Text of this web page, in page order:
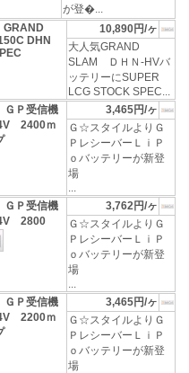
が登�...
DHN
10,890円/ヶ
大人気GRAND
SLAM ＤＨＮ-HVバ
ッテリーにSUPER
LCG STOCK SPEC...
Ｐ受信機
2400ｍ
3,465円/ヶ
Ｇ☆スタイルよりＧ
ＰレシーバーＬｉＰ
ｏバッテリーが新登
場
...
Ｐ受信機
2800
3,762円/ヶ
Ｇ☆スタイルよりＧ
ＰレシーバーＬｉＰ
ｏバッテリーが新登
場
...
Ｐ受信機
2200ｍ
3,465円/ヶ
Ｇ☆スタイルよりＧ
ＰレシーバーＬｉＰ
ｏバッテリーが新登
場